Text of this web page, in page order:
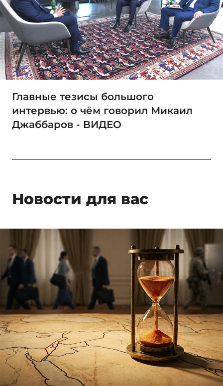
Главные тезисы большого
интервью: о чём говорил Микаил
Джаббаров - ВИДЕО
Новости для вас